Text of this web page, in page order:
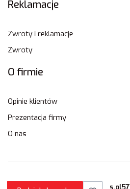
Reklamacje
Zwroty i reklamacje
Zwroty
O firmie
Opinie klientów
Prezentacja firmy
O nas